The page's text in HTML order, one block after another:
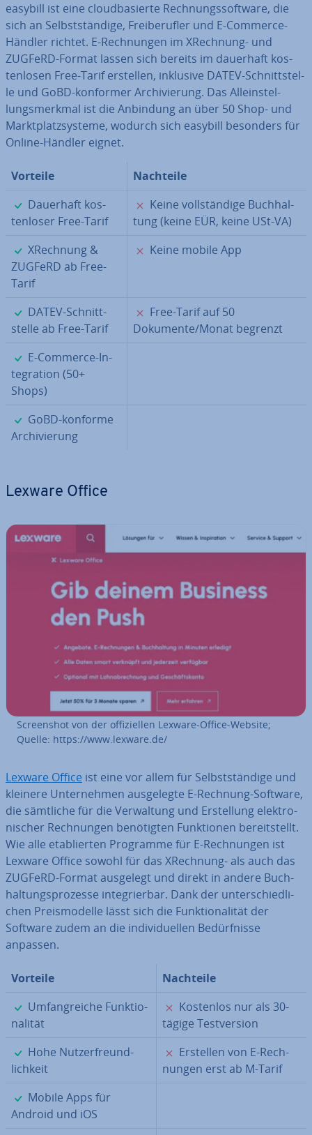
easybill ist eine cloud­ba­sier­te Rech­nungs­soft­ware, die
sich an Selbst­stän­di­ge, Frei­be­ruf­ler und E-Commerce-
Händler richtet. E-Rech­nun­gen im XRechnung- und
ZUGFeRD-Format lassen sich bereits im dauerhaft kos­
ten­lo­sen Free-Tarif erstellen, inklusive DATEV-Schnitt­stel­
le und GoBD-konformer Ar­chi­vie­rung. Das Al­lein­stel­
lungs­merk­mal ist die Anbindung an über 50 Shop- und
Markt­platz­sys­te­me, wodurch sich easybill besonders für
Online-Händler eignet.
Vorteile
Nachteile
✓
Dauerhaft kos­
ten­lo­ser Free-Tarif
✗
Keine voll­stän­di­ge Buch­hal­
tung (keine EÜR, keine USt-VA)
✓
XRechnung &
ZUGFeRD ab Free-
Tarif
✗
Keine mobile App
✓
DATEV-Schnitt­
stel­le ab Free-Tarif
✗
Free-Tarif auf 50
Dokumente/Monat begrenzt
✓
E-Commerce-In­
te­gra­ti­on (50+
Shops)
✓
GoBD-konforme
Ar­chi­vie­rung
Lexware Office
Screen­shot von der of­fi­zi­el­len Lexware-Office-Website;
Quelle: https://www.lexware.de/
Lexware Office ist eine vor allem für Selbst­stän­di­ge und
kleinere Un­ter­neh­men aus­ge­leg­te E-Rechnung-Software,
die sämtliche für die Ver­wal­tung und Er­stel­lung elek­tro­
ni­scher Rech­nun­gen be­nö­tig­ten Funk­tio­nen be­reit­stellt.
Wie alle eta­blier­ten Programme für E-Rech­nun­gen ist
Lexware Office sowohl für das XRechnung- als auch das
ZUGFeRD-Format ausgelegt und direkt in andere Buch­
hal­tungs­pro­zes­se in­te­grier­bar. Dank der un­ter­schied­li­
chen Preis­mo­del­le lässt sich die Funk­tio­na­li­tät der
Software zudem an die in­di­vi­du­el­len Be­dürf­nis­se
anpassen.
Vorteile
Nachteile
✓
Um­fang­rei­che Funk­tio­
na­li­tät
✗
Kostenlos nur als 30-
tägige Test­ver­si­on
✓
Hohe Nut­zer­freund­
lich­keit
✗
Erstellen von E-Rech­
nun­gen erst ab M-Tarif
✓
Mobile Apps für
Android und iOS